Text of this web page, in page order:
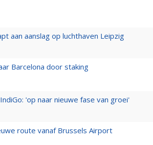
aan aanslag op luchthaven Leipzig
Barcelona door staking
'op naar nieuwe fase van groei'
route vanaf Brussels Airport